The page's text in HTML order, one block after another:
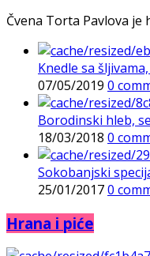
Čvena Torta Pavlova je
Knedle sa
07/05/2019 0
Borodinski hleb,
18/03/2018 0
Sokobanjski
25/01/20170
Hrana i piće